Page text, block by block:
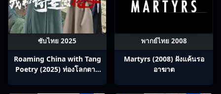
ซับไทย 2025
Roaming China with Tang
Poetry (2025) ท่องโลกตาม
พากย์ไทย 2008
Martyrs (2008) ฝังแค้นรอ
อาฆาต